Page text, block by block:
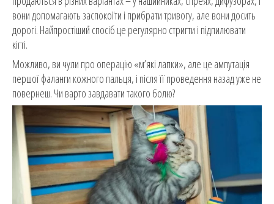
вони допомагають заспокоїти і прибрати тривогу, але вони досить
дорогі. Найпростіший спосіб це регулярно стригти і підпилювати
кігті.
Можливо, ви чули про операцію «м’які лапки», але це ампутація
першої фаланги кожного пальця, і після її проведення назад уже не
повернеш. Чи варто завдавати такого болю?